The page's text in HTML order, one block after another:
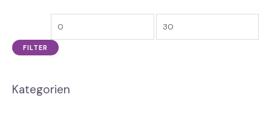
FILTER
Kategorien